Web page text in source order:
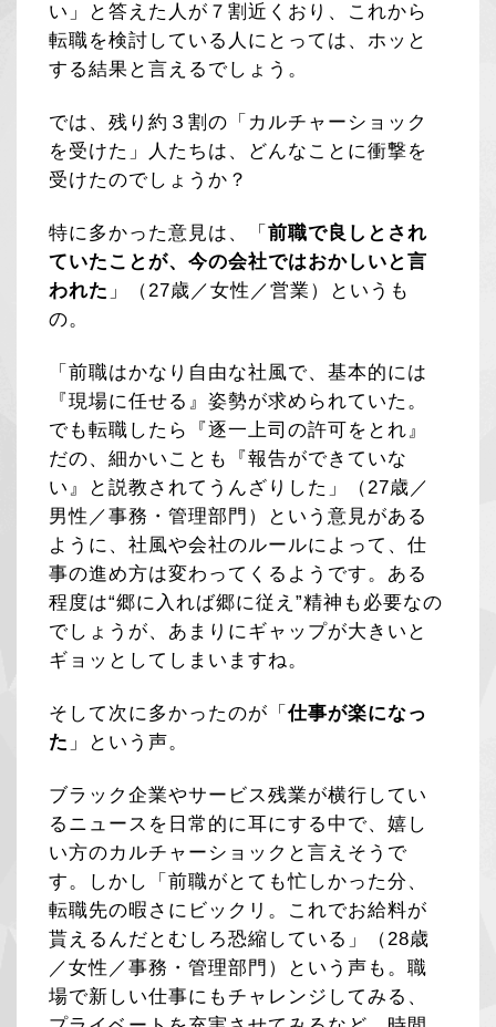
い」と答えた人が７割近くおり、これから
転職を検討している人にとっては、ホッと
する結果と言えるでしょう。
では、残り約３割の「カルチャーショック
を受けた」人たちは、どんなことに衝撃を
受けたのでしょうか？
特に多かった意見は、「前職で良しとされ
ていたことが、今の会社ではおかしいと言
われた 」（27歳／女性／営業）というも
の。
「前職はかなり自由な社風で、基本的には
『現場に任せる』姿勢が求められていた。
でも転職したら『逐一上司の許可をとれ』
だの、細かいことも『報告ができていな
い』と説教されてうんざりした」（27歳／
男性／事務・管理部門）という意見がある
ように、社風や会社のルールによって、仕
事の進め方は変わってくるようです。ある
程度は“郷に入れば郷に従え”精神も必要なの
でしょうが、あまりにギャップが大きいと
ギョッとしてしまいますね。
そして次に多かったのが「仕事が楽になっ
た 」という声。
ブラック企業やサービス残業が横行してい
るニュースを日常的に耳にする中で、嬉し
い方のカルチャーショックと言えそうで
す。しかし「前職がとても忙しかった分、
転職先の暇さにビックリ。これでお給料が
貰えるんだとむしろ恐縮している」（28歳
／女性／事務・管理部門）という声も。職
場で新しい仕事にもチャレンジしてみる、